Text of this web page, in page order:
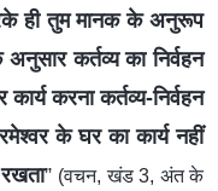
ही तुम मानक के अनुरूप
कर्तव्य का निर्वहन
करना कर्तव्य-निर्वहन
के घर का कार्य नहीं
” (वचन, खंड 3, अंत के